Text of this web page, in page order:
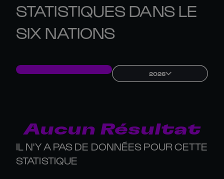
STATISTIQUES DANS LE
SIX NATIONS
2026
Aucun Résultat
IL N'Y A PAS DE DONNÉES POUR CETTE
STATISTIQUE